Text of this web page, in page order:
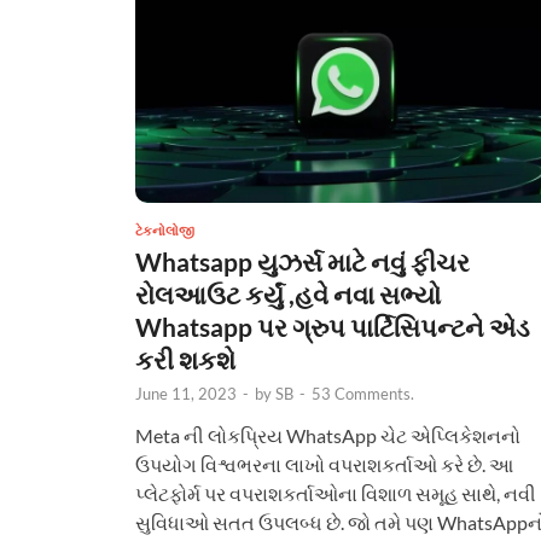
ટેકનોલોજી
Whatsapp યુઝર્સ માટે નવું ફીચર
રોલઆઉટ કર્યું ,હવે નવા સભ્યો
Whatsapp પર ગ્રુપ પાર્ટિસિપન્ટને એડ
કરી શકશે
June 11, 2023 - bySB - 53 Comments.
Meta ની લોકપ્રિય WhatsApp ચેટ એપ્લિકેશનનો
ઉપયોગ વિશ્વભરના લાખો વપરાશકર્તાઓ કરે છે. આ
પ્લેટફોર્મ પર વપરાશકર્તાઓના વિશાળ સમૂહ સાથે, નવી
સુવિધાઓ સતત ઉપલબ્ધ છે. જો તમે પણ